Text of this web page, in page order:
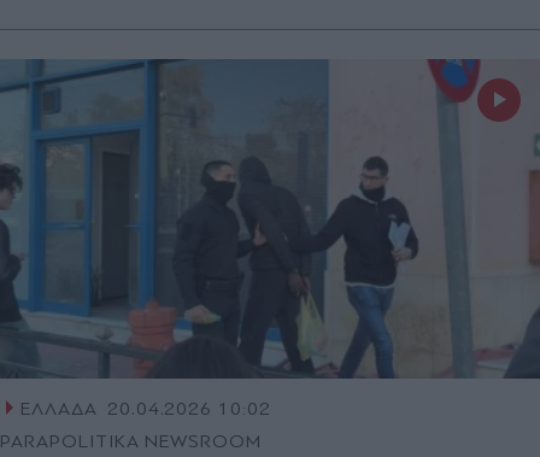
ΕΛΛΑΔΑ 20.04.2026 10:02
PARAPOLITIKA NEWSROOM